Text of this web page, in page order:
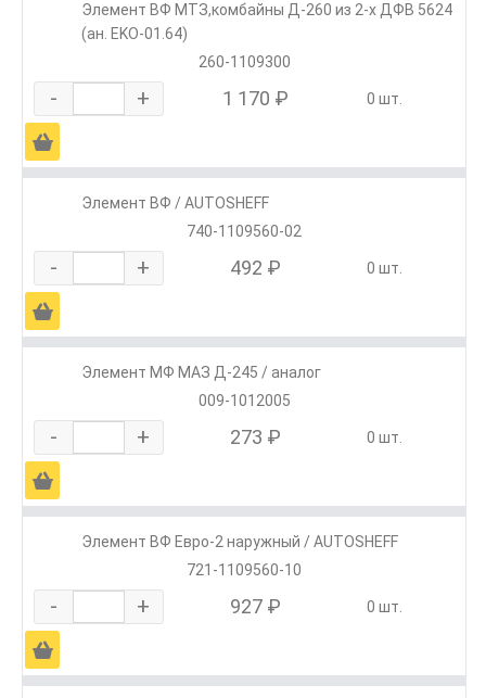
Элемент ВФ МТЗ,комбайны Д-260 из 2-х ДФВ 5624
(ан. EKO-01.64)
260-1109300
- + 1 170 ₽ 0 шт.
Ä
Элемент ВФ / AUTOSHEFF
740-1109560-02
- + 492 ₽ 0 шт.
Ä
Элемент МФ МАЗ Д-245 / аналог
009-1012005
- + 273 ₽ 0 шт.
Ä
Элемент ВФ Евро-2 наружный / AUTOSHEFF
721-1109560-10
- + 927 ₽ 0 шт.
Ä